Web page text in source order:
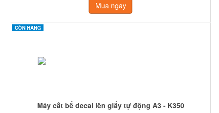
Mua ngay
CÒN HÀNG
Máy cắt bế decal lên giấy tự động A3 - K350